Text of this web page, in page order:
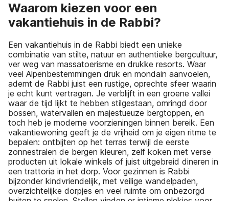
Waarom kiezen voor een
vakantiehuis in de Rabbi?
Een vakantiehuis in de Rabbi biedt een unieke
combinatie van stilte, natuur en authentieke bergcultuur,
ver weg van massatoerisme en drukke resorts. Waar
veel Alpenbestemmingen druk en mondain aanvoelen,
ademt de Rabbi juist een rustige, oprechte sfeer waarin
je echt kunt vertragen. Je verblijft in een groene vallei
waar de tijd lijkt te hebben stilgestaan, omringd door
bossen, watervallen en majestueuze bergtoppen, en
toch heb je moderne voorzieningen binnen bereik. Een
vakantiewoning geeft je de vrijheid om je eigen ritme te
bepalen: ontbijten op het terras terwijl de eerste
zonnestralen de bergen kleuren, zelf koken met verse
producten uit lokale winkels of juist uitgebreid dineren in
een trattoria in het dorp. Voor gezinnen is Rabbi
bijzonder kindvriendelijk, met veilige wandelpaden,
overzichtelijke dorpjes en veel ruimte om onbezorgd